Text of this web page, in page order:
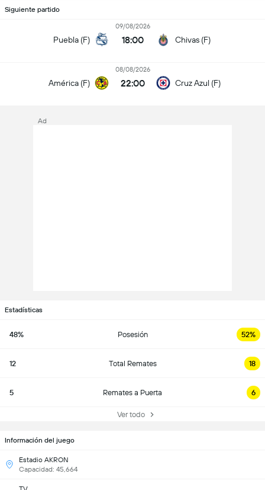
Siguiente partido
Puebla (F)
09/08/2026
18:00 Chivas (F)
América (F)
08/08/2026
22:00 Cruz Azul (F)
Estadísticas
48% Posesión 52%
12 Total Remates 18
5 Remates a Puerta 6
Ver todo
Información del juego
Estadio AKRON
Capacidad: 45,664
Ad